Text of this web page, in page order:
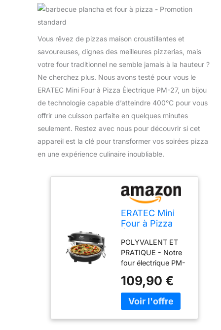
Vous rêvez de pizzas maison croustillantes et
savoureuses, dignes des meilleures pizzerias, mais
votre four traditionnel ne semble jamais à la hauteur ?
Ne cherchez plus. Nous avons testé pour vous le
ERATEC Mini Four à Pizza Électrique PM-27, un bijou
de technologie capable d’atteindre 400°C pour vous
offrir une cuisson parfaite en quelques minutes
seulement. Restez avec nous pour découvrir si cet
appareil est la clé pour transformer vos soirées pizza
en une expérience culinaire inoubliable.
ERATEC Mini
Four à Pizza
27: Appareil
400°C pour
Pizza, Desserts
et Plus Encore
avec Pierres de
Cuisson,
Accessoires et
Température
POLYVALENT ET
PRATIQUE - Notre
four électrique PM-
préparer non
seulement des
pizzas mais aussi
109,90 €